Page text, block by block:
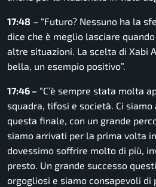
17:48 – “Futuro? Nessuno ha la
dice che è meglio lasciare
altre situazioni. La scelta di Xabi
bella, un esempio positivo”.
17:46 – “C’è sempre stata molta
squadra, tifosi e società. Ci
questa finale, con un grande
siamo arrivati per la prima volta
dovessimo soffrire molto di più,
presto. Un grande successo
orgogliosi e siamo consapevoli di